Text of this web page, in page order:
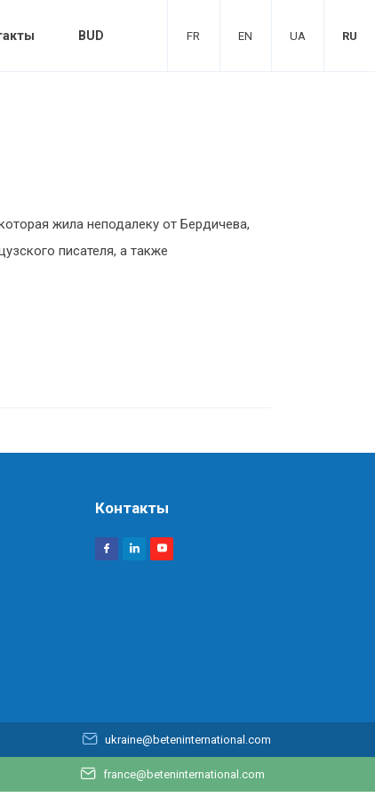
BUD FR EN UA RU
жила неподалеку от Бердичева,
писателя, а также
Контакты
ukraine@beteninternational.com
france@beteninternational.com